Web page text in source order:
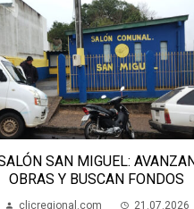
AMOR EXIGENTE ORGANIZA
CHARLA SOBRE SALUD MENTAL
clicregional.com 15.07.2026